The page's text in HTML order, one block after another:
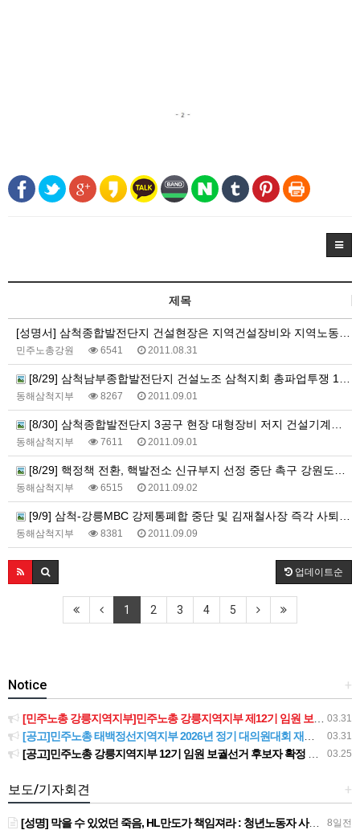
제목
민주노총강원 6541 2011.08.31
[8/29] 삼척남부종합발전단지 건설노조 삼척지회 총파업투쟁 1일차 (철야농성)
동해삼척지부 8267 2011.09.01
[8/30] 삼척종합발전단지 3공구 현장 대형장비 저지 건설기계노동자 기자회견 및 규탄 결의대회
동해삼척지부 7611 2011.09.01
[8/29] 핵정책 전환, 핵발전소 신규부지 선정 중단 촉구 강원도민선언 기자회견 강원도청 앞에서 개최!!
동해삼척지부 6515 2011.09.02
[9/9] 삼척-강릉MBC 강제통폐합 중단 및 김재철사장 즉각 사퇴 촉구 시민사회노동단체 및 야4당 합동 기자회견 힘있게 진행되었습니다!!
동해삼척지부 8381 2011.09.09
업데이트순
1 2 3 4 5
+
Notice
03.31
[민주노총 강릉지역지부]민주노총 강릉지역지부 제12기 임원 보궐선거결과 공고
03.31
[공고]민주노총 태백정선지역지부 2026년 정기 대의원대회 재소집 건
03.25
[공고]민주노총 강릉지역지부 12기 임원 보궐선거 후보자 확정 공고
+
보도/기자회견
8일전
[성명] 막을 수 있었던 죽음, HL만도가 책임져라 : 청년노동자 사망사고의 철저한 진상규명과 재발방지 대책 마련하라